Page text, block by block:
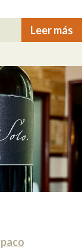
Leer más
paco